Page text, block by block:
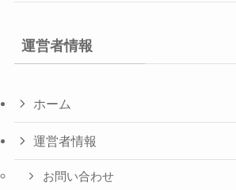
運営者情報
ホーム
運営者情報
お問い合わせ